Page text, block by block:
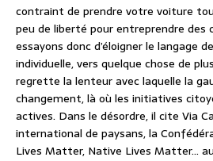
contraint de prendre votre voiture
peu de liberté pour entreprendre des
essayons donc d’éloigner le
individuelle, vers quelque chose de
regrette la lenteur avec laquelle la
changement, là où les initiatives
actives. Dans le désordre, il cite Via
international de paysans, la
Lives Matter, Native Lives Matter…